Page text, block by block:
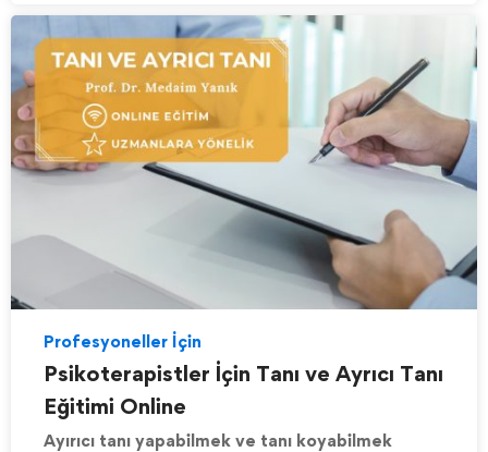
Profesyoneller İçin
Psikoterapistler İçin Tanı ve Ayrıcı Tanı
Eğitimi Online
Ayırıcı tanı yapabilmek ve tanı koyabilmek